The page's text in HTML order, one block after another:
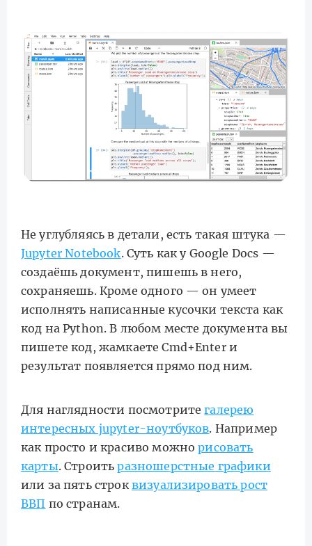
Не углубляясь в детали, есть такая штука —
Jupyter Notebook. Суть как у Google Docs —
создаёшь документ, пишешь в него,
сохраняешь. Кроме одного — он умеет
исполнять написанные кусочки текста как
код на Python. В любом месте документа вы
пишете код, жамкаете Cmd+Enter и
результат появляется прямо под ним.
Для наглядности посмотритегалерею
интересных jupyter-ноутбуков. Например
как просто и красиво можнорисовать
карты. Cтроитьразношерстные графики
или за пять строк визуализировать рост
ВВП по странам.